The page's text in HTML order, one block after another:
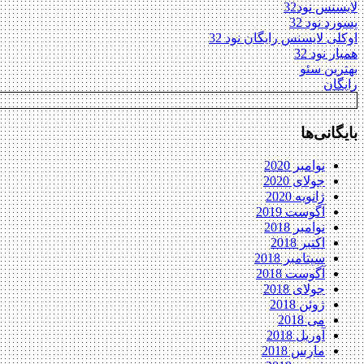
لایسنس نود32
پسورد نود 32
اوکلی لایسنس رایگان نود 32
همیار نود 32
بهترین سئو
رایگان
بایگانی‌ها
نوامبر 2020
جولای 2020
ژانویه 2020
آگوست 2019
نوامبر 2018
اکتبر 2018
سپتامبر 2018
آگوست 2018
جولای 2018
ژوئن 2018
می 2018
آوریل 2018
مارس 2018